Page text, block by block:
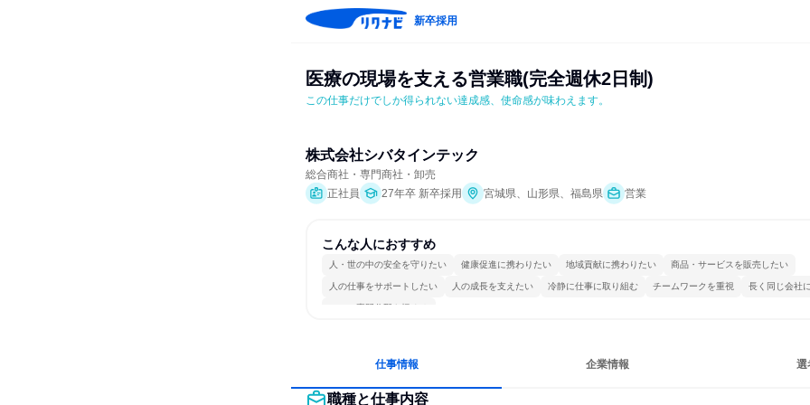
新卒採用
医療の現場を支える営業職(完全週休2日制)
この仕事だけでしか得られない達成感、使命感が味わえます。
株式会社シバタインテック
総合商社・専門商社・卸売
正社員
27年卒 新卒採用 宮城県、山形県、福島県 営業
こんな人におすすめ
人・世の中の安全を守りたい 健康促進に携わりたい 地域貢献に携わりたい 商品・サービスを販売したい
人の仕事をサポートしたい 人の成長を支えたい 冷静に仕事に取り組む チームワークを重視 長く同じ会社
一つの専門分野を極める
仕事情報 企業情報 選
職種と仕事内容